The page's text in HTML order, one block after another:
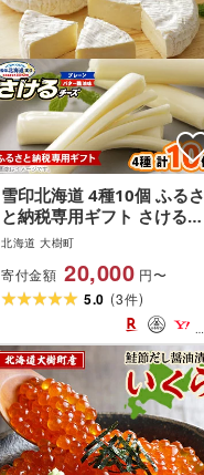
雪印北海道 4種10個 ふるさ
と納税専用ギフト さけるチ
ーズプレーン・カマンベー
北海道 大樹町
寄付金額 20,000 円〜
5.0 (3件)